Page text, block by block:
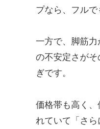
プなら、フル
一方で、脚筋
の不安定さが
ぎです。
価格帯も高く
れていて「さら